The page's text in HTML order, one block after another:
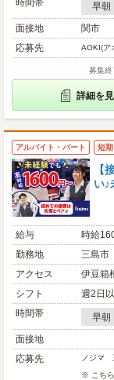
時間帯 早朝
面接地
関市
応募先
AOKI(ア
募集終
詳細を
アルバイト・パート 短期
【
い♪
給与
時給
勤務地
三島市
アクセス
伊豆箱
シフト
週2日
時間帯
早朝
面接地
応募先
ノジマ
※ こち